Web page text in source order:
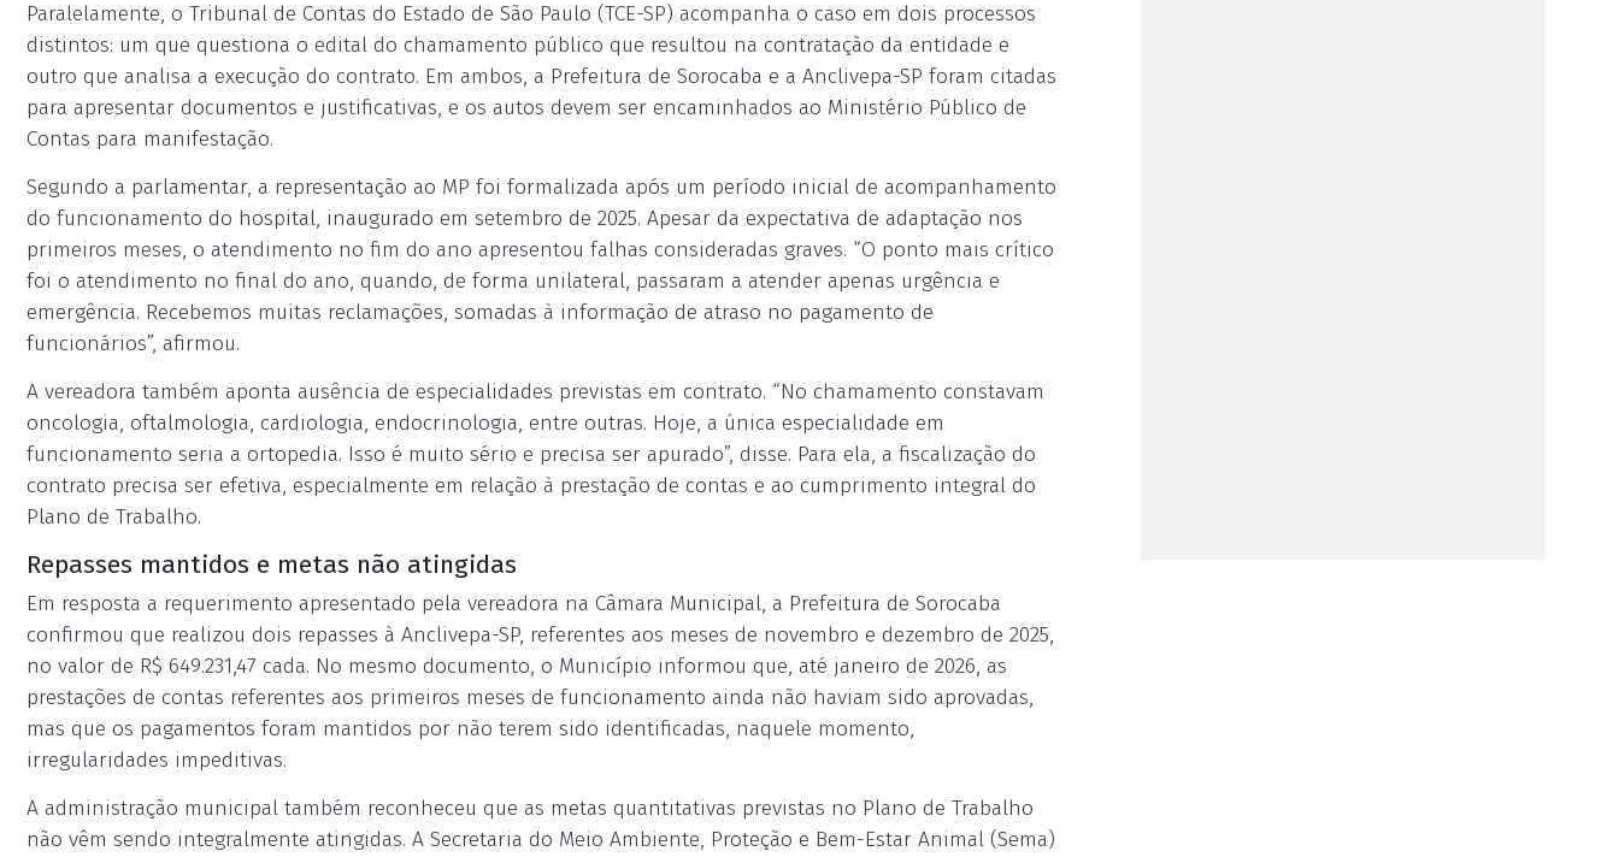
Paralelamente, o Tribunal de Contas do Estado de São Paulo (TCE-SP) acompanha o caso em dois processos
distintos: um que questiona o edital do chamamento público que resultou na contratação da entidade e
outro que analisa a execução do contrato. Em ambos, a Prefeitura de Sorocaba e a Anclivepa-SP foram citadas
para apresentar documentos e justificativas, e os autos devem ser encaminhados ao Ministério Público de
Contas para manifestação.
Segundo a parlamentar, a representação ao MP foi formalizada após um período inicial de acompanhamento
do funcionamento do hospital, inaugurado em setembro de 2025. Apesar da expectativa de adaptação nos
primeiros meses, o atendimento no fim do ano apresentou falhas consideradas graves. “O ponto mais crítico
foi o atendimento no final do ano, quando, de forma unilateral, passaram a atender apenas urgência e
emergência. Recebemos muitas reclamações, somadas à informação de atraso no pagamento de
funcionários”, afirmou.
A vereadora também aponta ausência de especialidades previstas em contrato. “No chamamento constavam
oncologia, oftalmologia, cardiologia, endocrinologia, entre outras. Hoje, a única especialidade em
funcionamento seria a ortopedia. Isso é muito sério e precisa ser apurado”, disse. Para ela, a fiscalização do
contrato precisa ser efetiva, especialmente em relação à prestação de contas e ao cumprimento integral do
Plano de Trabalho.
Repasses mantidos e metas não atingidas
Em resposta a requerimento apresentado pela vereadora na Câmara Municipal, a Prefeitura de Sorocaba
confirmou que realizou dois repasses à Anclivepa-SP, referentes aos meses de novembro e dezembro de 2025,
no valor de R$ 649.231,47 cada. No mesmo documento, o Município informou que, até janeiro de 2026, as
prestações de contas referentes aos primeiros meses de funcionamento ainda não haviam sido aprovadas,
mas que os pagamentos foram mantidos por não terem sido identificadas, naquele momento,
irregularidades impeditivas.
A administração municipal também reconheceu que as metas quantitativas previstas no Plano de Trabalho
não vêm sendo integralmente atingidas. A Secretaria do Meio Ambiente, Proteção e Bem-Estar Animal (Sema)